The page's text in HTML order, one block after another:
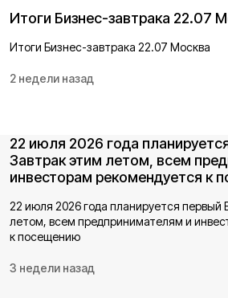
Итоги Бизнес-завтрака 22.07
Итоги Бизнес-завтрака 22.07 Москва
2 недели назад
22 июля 2026 года
Завтрак этим летом, всем
инвесторам рекомендуется к
22 июля 2026 года планируется первый
летом, всем предпринимателям и
к посещению
3 недели назад